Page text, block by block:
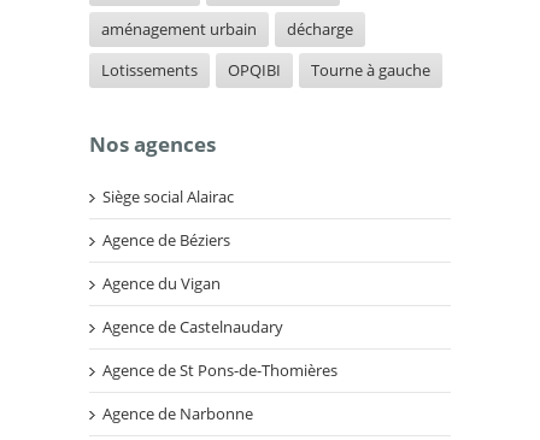
aménagement urbain
décharge
Lotissements
OPQIBI Tourne à gauche
Nos agences
Siège social Alairac
Agence de Béziers
Agence du Vigan
Agence de Castelnaudary
Agence de St Pons-de-Thomières
Agence de Narbonne